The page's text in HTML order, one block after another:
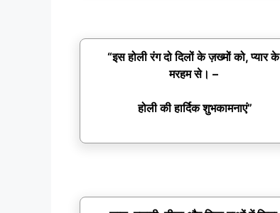
“इस होली रंग दो दिलों के ज़ख्मों को, प्यार के
मरहम से। –
होली की हार्दिक शुभकामनाएं”